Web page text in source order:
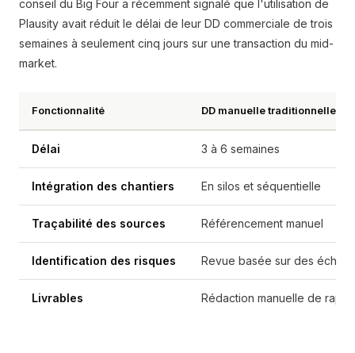
conseil du Big Four a récemment signalé que l'utilisation de
Plausity avait réduit le délai de leur DD commerciale de trois
semaines à seulement cinq jours sur une transaction du mid-
market.
Fonctionnalité DD manuelle traditionnelle
Délai 3 à 6 semaines
Intégration des chantiers En silos et séquentielle
Traçabilité des sources Référencement manuel
Identification des risques Revue basée sur des
Livrables Rédaction manuelle de